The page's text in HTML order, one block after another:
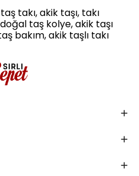
takı, akik taşı, takı
taş kolye, akik taşı
bakım, akik taşlı takı